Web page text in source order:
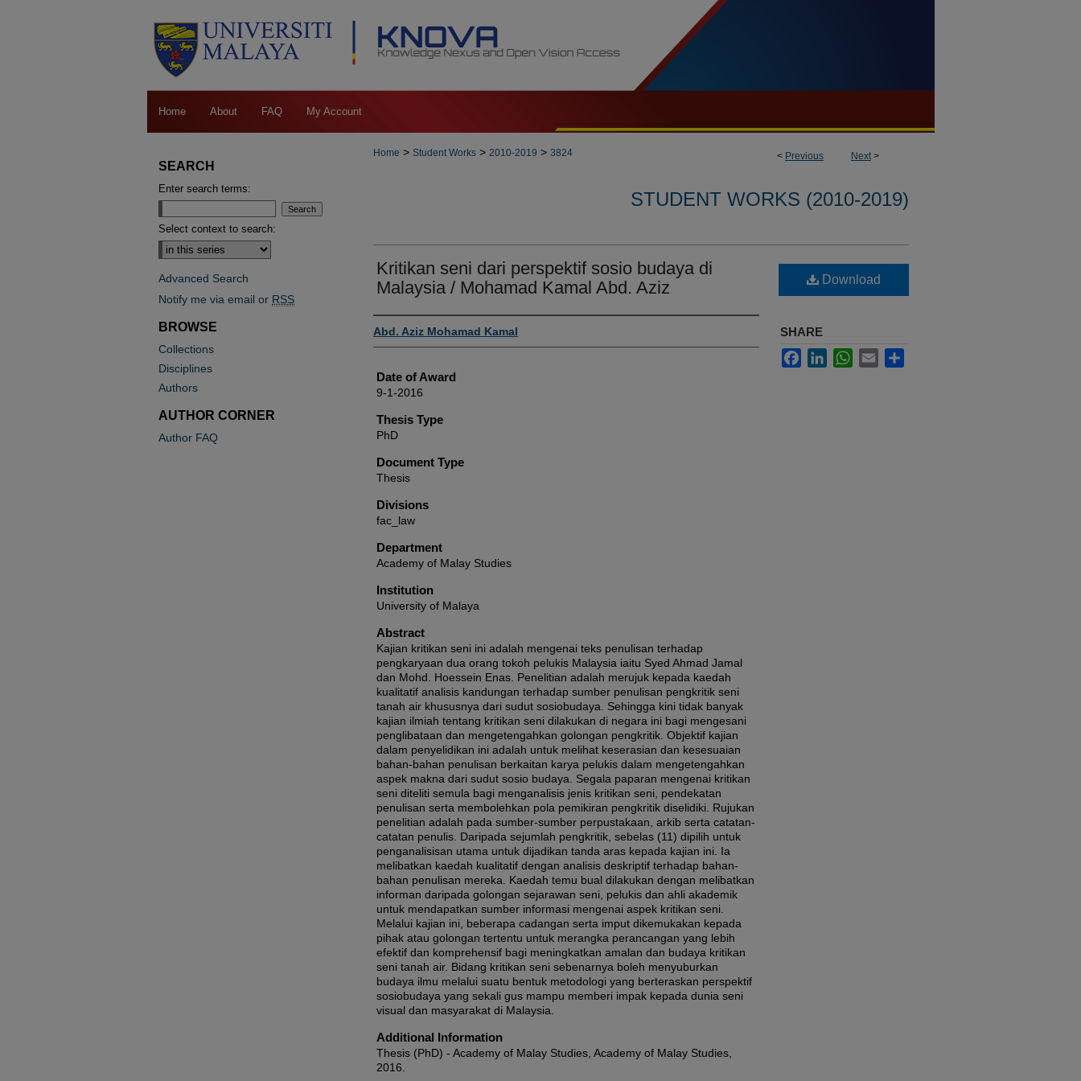
Home About FAQ My Account
< Previous Next>
Home > Student Works > 2010-2019 > 3824
STUDENT WORKS (2010-2019)
Kritikan seni dari perspektif sosio budaya di
Malaysia / Mohamad Kamal Abd. Aziz
Author
Abd. Aziz Mohamad Kamal
Date of Award
9-1-2016
Thesis Type
PhD
Document Type
Thesis
Divisions
fac_law
Department
Academy of Malay Studies
Institution
University of Malaya
Abstract
Kajian kritikan seni ini adalah mengenai teks penulisan terhadap
pengkaryaan dua orang tokoh pelukis Malaysia iaitu Syed Ahmad Jamal
dan Mohd. Hoessein Enas. Penelitian adalah merujuk kepada kaedah
kualitatif analisis kandungan terhadap sumber penulisan pengkritik seni
tanah air khususnya dari sudut sosiobudaya. Sehingga kini tidak banyak
kajian ilmiah tentang kritikan seni dilakukan di negara ini bagi mengesani
penglibataan dan mengetengahkan golongan pengkritik. Objektif kajian
dalam penyelidikan ini adalah untuk melihat keserasian dan kesesuaian
bahan-bahan penulisan berkaitan karya pelukis dalam mengetengahkan
aspek makna dari sudut sosio budaya. Segala paparan mengenai kritikan
seni diteliti semula bagi menganalisis jenis kritikan seni, pendekatan
penulisan serta membolehkan pola pemikiran pengkritik diselidiki. Rujukan
penelitian adalah pada sumber-sumber perpustakaan, arkib serta catatan-
catatan penulis. Daripada sejumlah pengkritik, sebelas (11) dipilih untuk
penganalisisan utama untuk dijadikan tanda aras kepada kajian ini. Ia
melibatkan kaedah kualitatif dengan analisis deskriptif terhadap bahan-
bahan penulisan mereka. Kaedah temu bual dilakukan dengan melibatkan
informan daripada golongan sejarawan seni, pelukis dan ahli akademik
untuk mendapatkan sumber informasi mengenai aspek kritikan seni.
Melalui kajian ini, beberapa cadangan serta imput dikemukakan kepada
pihak atau golongan tertentu untuk merangka perancangan yang lebih
efektif dan komprehensif bagi meningkatkan amalan dan budaya kritikan
seni tanah air. Bidang kritikan seni sebenarnya boleh menyuburkan
budaya ilmu melalui suatu bentuk metodologi yang berteraskan perspektif
sosiobudaya yang sekali gus mampu memberi impak kepada dunia seni
visual dan masyarakat di Malaysia.
Additional Information
Thesis (PhD) - Academy of Malay Studies, Academy of Malay Studies,
2016.
Download
SHARE
FacebookLinkedInWhatsApp
Email
SEARCH
Enter search terms:
Select context to search:
Advanced Search
Notify me via email or RSS
BROWSE
Collections
Disciplines
Authors
AUTHOR CORNER
Author FAQ